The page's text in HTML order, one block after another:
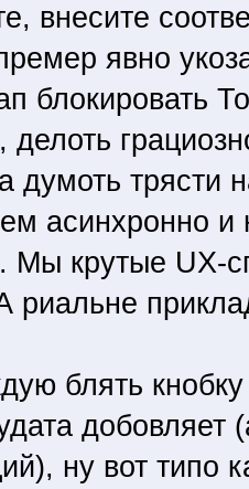
внесите
явно
блокировать
делоть
думоть трясти
асинхронно
Мы крутые UX-
риальне
блять
добовляет
ну вот типо